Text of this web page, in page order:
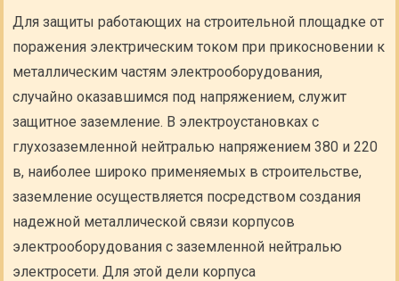
Для защиты работающих на строительной площадке от
поражения электрическим током при прикосновении к
металлическим частям электрооборудования,
случайно оказавшимся под напряжением, служит
защитное заземление. В электроустановках с
глухозаземленной нейтралью напряжением 380 и 220
в, наиболее широко применяемых в строительстве,
заземление осуществляется посредством создания
надежной металлической связи корпусов
электрооборудования с заземленной нейтралью
электросети. Для этой дели корпуса